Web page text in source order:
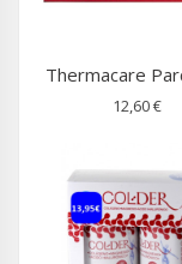
Thermacare
12,60 €